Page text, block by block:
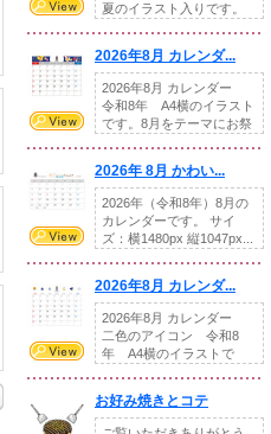
夏のイラスト入りです。
2026年8月 カレンダ...
2026年8月 カレンダー
令和8年 A4横のイラスト
です。8月をテーマにお祭
2026年 8月 かわい...
2026年（令和8年）8月の
カレンダーです。 サイ
ズ：横1480px 縦1047px...
2026年8月 カレンダ...
2026年8月 カレンダー
二色のアイコン 令和8
年 A4横のイラストで
お好み焼きとコテ